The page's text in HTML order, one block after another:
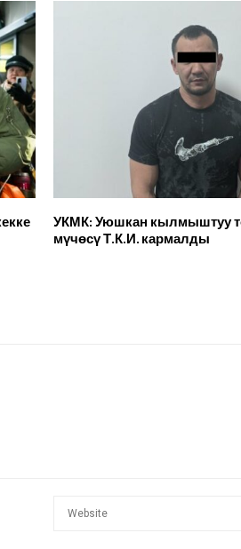
УКМК: Уюшкан кылмыштуу
мүчөсү Т.К.И. кармалды